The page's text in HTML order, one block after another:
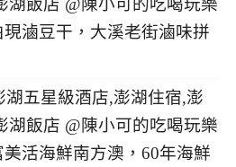
現滷豆干，大溪老街滷味拼
美活海鮮南方澳，60年海鮮